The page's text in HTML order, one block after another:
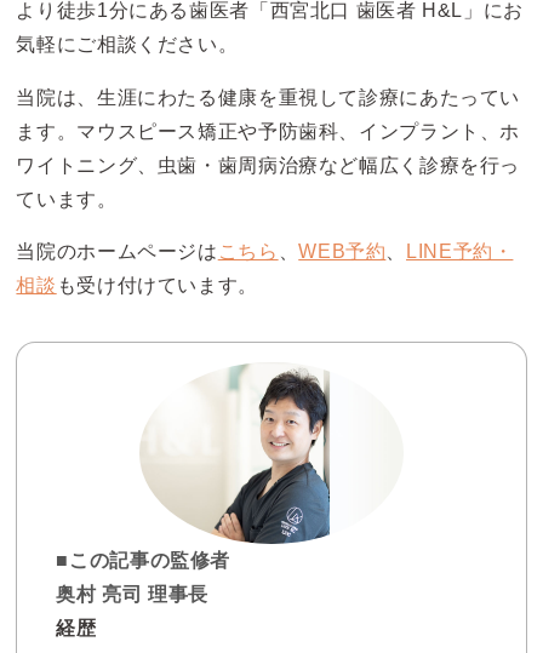
より徒歩1分にある歯医者「西宮北口 歯医者 H&L」にお
気軽にご相談ください。
当院は、生涯にわたる健康を重視して診療にあたってい
ます。マウスピース矯正や予防歯科、インプラント、ホ
ワイトニング、虫歯・歯周病治療など幅広く診療を行っ
ています。
当院のホームページは こちら 、WEB予約
LINE予約・
相談 も受け付けています。
■この記事の監修者
奥村 亮司 理事長
経歴